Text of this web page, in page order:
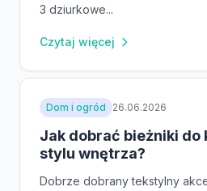
3 dziurkowe...
Czytaj więcej
Dom i ogród 26.06.2026
Jak dobrać bieżniki do
stylu wnętrza?
Dobrze dobrany tekstylny